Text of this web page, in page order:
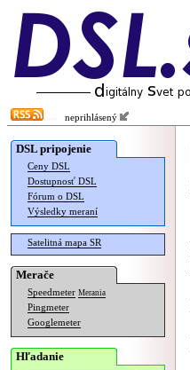
neprihlásený
DSL pripojenie
Ceny DSL
Dostupnosť DSL
Fórum o DSL
Výsledky meraní
Satelitná mapa SR
Merače
Speedmeter Merania
Pingmeter
Googlemeter
Hľadanie